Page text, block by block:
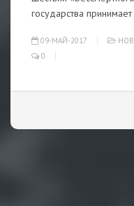
государства
09-МАЙ-2017
0